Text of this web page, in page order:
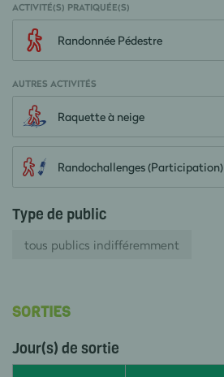
ACTIVITÉ(S) PRATIQUÉE(S)
Randonnée Pédestre
AUTRES ACTIVITÉS
Raquette à neige
Randochallenges (Participation)
Type de public
tous publics indifféremment
SORTIES
Jour(s) de sortie